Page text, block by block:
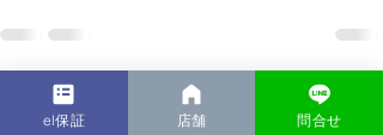
最新記事 すべて表示
el保証 店舗 問合せ